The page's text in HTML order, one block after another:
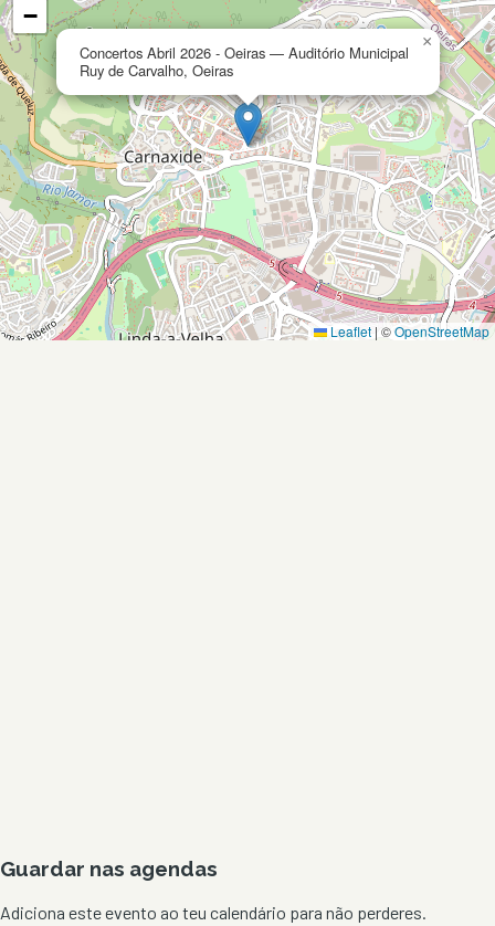
Concertos Abril 2026 - Oeiras — Auditório Municipal
Ruy de Carvalho, Oeiras
×
−
Leaflet | ©OpenStreetMap
Guardar nas agendas
Adiciona este evento ao teu calendário para não perderes.